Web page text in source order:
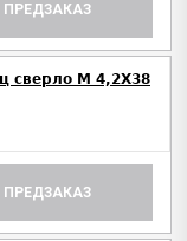
ПРЕДЗАКАЗ
сверло М 4,2Х38
ПРЕДЗАКАЗ